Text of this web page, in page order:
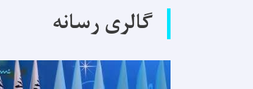
گالری رسانه